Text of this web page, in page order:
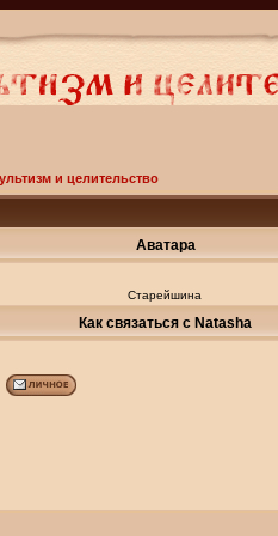
и целительство
Аватара
Старейшина
Как связаться с Natasha